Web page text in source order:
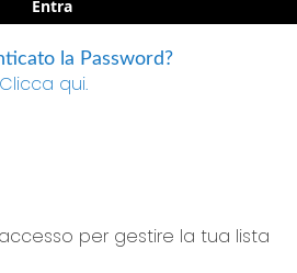
Entra
la Password?
Clicca qui.
per gestire la tua lista